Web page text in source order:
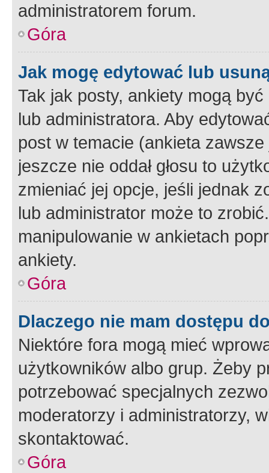
administratorem forum.
Góra
Jak mogę edytować lub
Tak jak posty, ankiety mogą
lub administratora. Aby
post w temacie (ankieta
jeszcze nie oddał głosu to
zmieniać jej opcje, jeśli jednak
lub administrator może to
manipulowanie w ankietach
ankiety.
Góra
Dlaczego nie mam dostępu
Niektóre fora mogą mieć
użytkowników albo grup. Żeby
potrzebować specjalnych
moderatorzy i administratorzy,
skontaktować.
Góra